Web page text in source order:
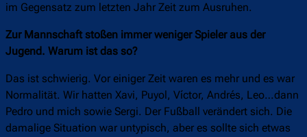
im Gegensatz zum letzten Jahr Zeit zum Ausruhen.
Zur Mannschaft stoßen immer weniger Spieler aus der
Jugend. Warum ist das so?
Das ist schwierig. Vor einiger Zeit waren es mehr und es war
Normalität. Wir hatten Xavi, Puyol, Víctor, Andrés, Leo…dann
Pedro und mich sowie Sergi. Der Fußball verändert sich. Die
damalige Situation war untypisch, aber es sollte sich etwas